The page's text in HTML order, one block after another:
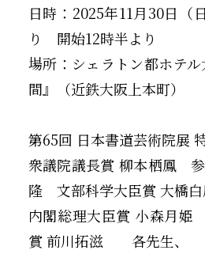
日時：2025年11月30日
り 開始12時半より
場所：シェラトン都ホテ
間』（近鉄大阪上本町）
第65回 日本書道芸術院展
衆議院議長賞 柳本栖鳳
隆 文部科学大臣賞 大橋
内閣総理大臣賞 小森月
賞 前川拓滋 各先生、